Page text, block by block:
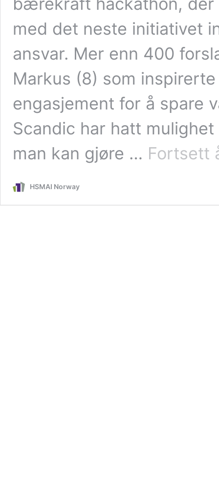
med det neste initiativet
ansvar. Mer enn 400
Markus (8) som
engasjement for å spare
Scandic har hatt
man kan gjøre … Fortsett
HSMAI Norway